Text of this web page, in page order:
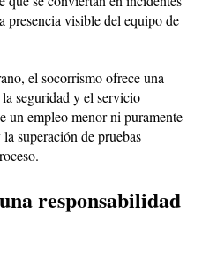
presencia visible del equipo de
el socorrismo ofrece una
seguridad y el servicio
un empleo menor ni puramente
superación de pruebas
responsabilidad